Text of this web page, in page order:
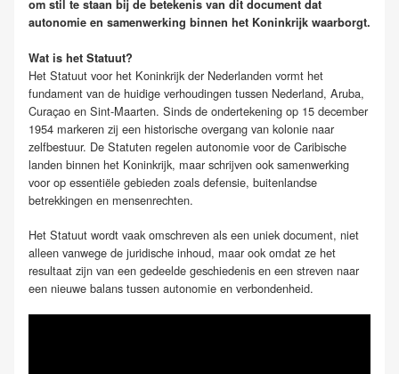
om stil te staan bij de betekenis van dit document dat
autonomie en samenwerking binnen het Koninkrijk waarborgt.
Wat is het Statuut?
Het Statuut voor het Koninkrijk der Nederlanden vormt het
fundament van de huidige verhoudingen tussen Nederland, Aruba,
Curaçao en Sint-Maarten. Sinds de ondertekening op 15 december
1954 markeren zij een historische overgang van kolonie naar
zelfbestuur. De Statuten regelen autonomie voor de Caribische
landen binnen het Koninkrijk, maar schrijven ook samenwerking
voor op essentiële gebieden zoals defensie, buitenlandse
betrekkingen en mensenrechten.
Het Statuut wordt vaak omschreven als een uniek document, niet
alleen vanwege de juridische inhoud, maar ook omdat ze het
resultaat zijn van een gedeelde geschiedenis en een streven naar
een nieuwe balans tussen autonomie en verbondenheid.